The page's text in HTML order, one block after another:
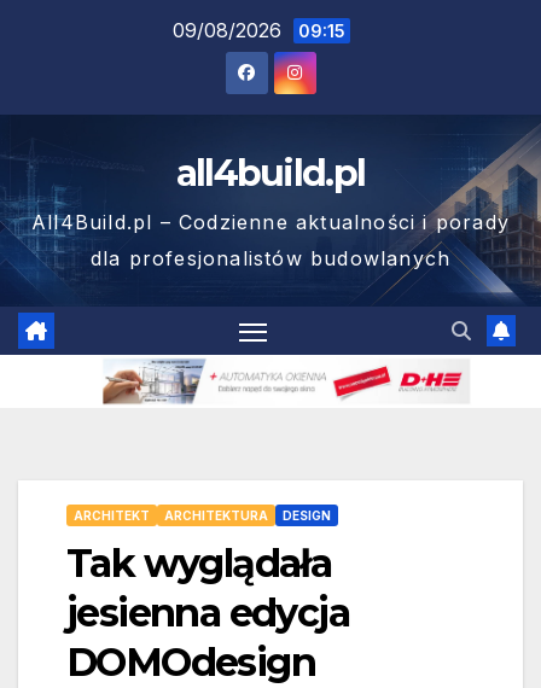
09/08/2026 09:15
all4build.pl
All4Build.pl – Codzienne aktualności i porady
dla profesjonalistów budowlanych
ARCHITEKT ARCHITEKTURA DESIGN
Tak wyglądała
jesienna edycja
DOMOdesign